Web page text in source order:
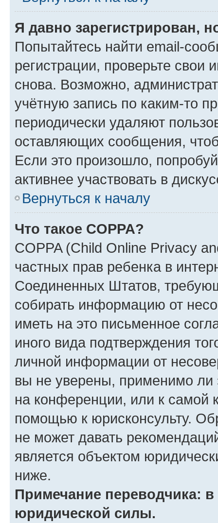
Я давно зарегистрирован,
Попытайтесь найти email-
регистрации, проверьте свои
снова. Возможно,
учётную запись по каким-то
периодически удаляют
оставляющих сообщения,
Если это произошло,
активнее участвовать в
Вернуться к началу
Что такое COPPA?
COPPA (Child Online Privacy
частных прав ребенка в
Соединенных Штатов,
собирать информацию от
иметь на это письменное
иного вида подтверждения
личной информации от
вы не уверены, применимо ли
на конференции, или к самой
помощью к юрисконсульту.
не может давать
является объектом
ниже.
Примечание переводчика:
юридической силы.